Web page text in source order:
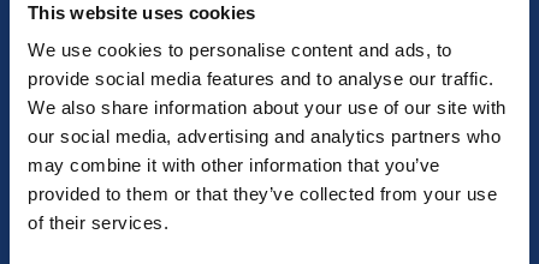
This website uses cookies
We use cookies to personalise content and ads, to
provide social media features and to analyse our traffic.
We also share information about your use of our site with
our social media, advertising and analytics partners who
may combine it with other information that you’ve
provided to them or that they’ve collected from your use
of their services.